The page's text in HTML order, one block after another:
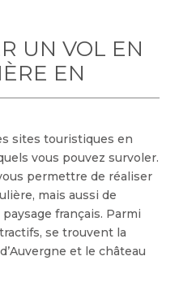
UN VOL EN
EN
sites touristiques en
vous pouvez survoler.
permettre de réaliser
mais aussi de
français. Parmi
se trouvent la
et le château